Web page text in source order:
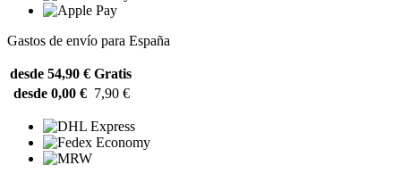
Gastos de envío para España
desde 54,90 € Gratis
desde 0,00 € 7,90 €